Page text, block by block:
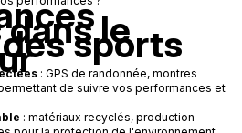
le
sports
: GPS de randonnée, montres
de suivre vos performances et
: matériaux recyclés, production